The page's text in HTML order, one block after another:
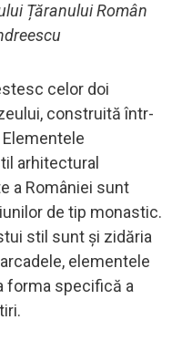
Țăranului Român
celor doi
construită într-
arhitectural
a României sunt
de tip monastic.
stil sunt și zidăria
elementele
forma specifică a